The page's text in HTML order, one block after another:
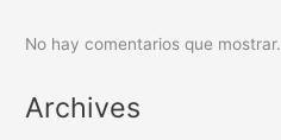
No hay comentarios que mostrar.
Archives